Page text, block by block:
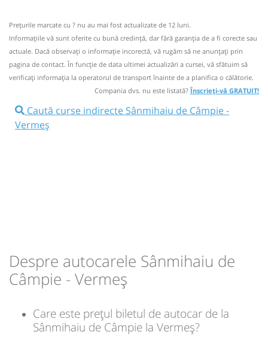
Durată:
20 min
Zile de circulație:
L MM J V S D
5,5lei
08:40 Sânmihaiu de Câmpie
Halta Sânmihaiu
de Câmpie
Microbuz: RETUR BISTRITA - Vermes - VISUIA
Afiseaza itinerariu
Durată:
Info: +4-0745-145.848;+4-0744-639.252
Nu a circulat?Semnalați aici (12 comentarii)
NOU!Pune poze din călătoria ta⤣
14:32 Sânmihaiu de Câmpie Statie
-
Prodcomimpex Fanetrans SRL
Prețurile marcate cu ? nu au mai fost actualizate de 12 luni.
Informaţiile vă sunt oferite cu bună credinţă, dar fără garanţia de a fi corecte sau
actuale. Dacă observați o informaţie incorectă, vă rugăm să ne anunțați prin
pagina de contact. În funcție de data ultimei actualizări a cursei, vă sfătuim să
verificaţi informaţia la operatorul de transport înainte de a planifica o călătorie.
Compania dvs. nu este listată?Înscrieți-vă GRATUIT!
Caută curse indirecte Sânmihaiu de Câmpie -
Vermeș
Despre autocarele Sânmihaiu de
Câmpie - Vermeș
Care este prețul biletul de autocar de la
Sânmihaiu de Câmpie la Vermeș?